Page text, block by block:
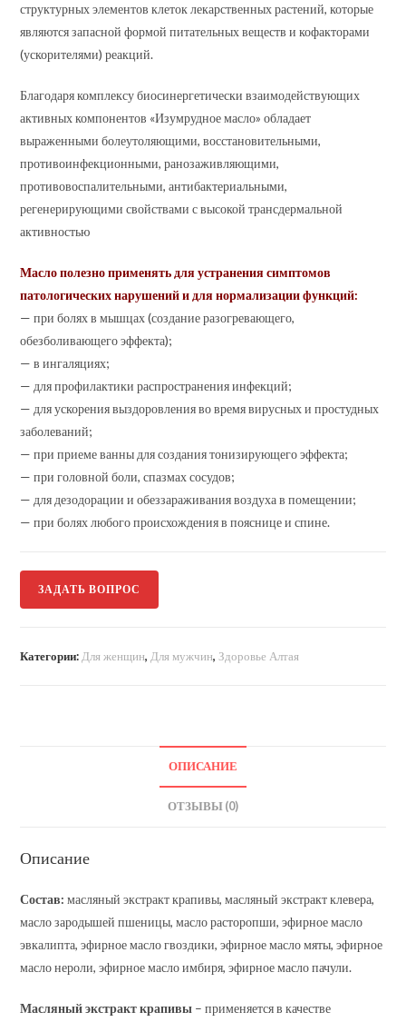
структурных элементов клеток лекарственных растений, которые
являются запасной формой питательных веществ и кофакторами
(ускорителями) реакций.
Благодаря комплексу биосинергетически взаимодействующих
активных компонентов «Изумрудное масло» обладает
выраженными болеутоляющими, восстановительными,
противоинфекционными, ранозаживляющими,
противовоспалительными, антибактериальными,
регенерирующими свойствами с высокой трансдермальной
активностью
Масло полезно применять для устранения симптомов
патологических нарушений и для нормализации функций:
— при болях в мышцах (создание разогревающего,
обезболивающего эффекта);
— в ингаляциях;
— для профилактики распространения инфекций;
— для ускорения выздоровления во время вирусных и простудных
заболеваний;
— при приеме ванны для создания тонизирующего эффекта;
— при головной боли, спазмах сосудов;
— для дезодорации и обеззараживания воздуха в помещении;
— при болях любого происхождения в пояснице и спине.
ЗАДАТЬ ВОПРОС
Категории: Для женщин, Для мужчин,Здоровье Алтая
ОПИСАНИЕ
ОТЗЫВЫ (0)
Описание
Состав: масляный экстракт крапивы, масляный экстракт клевера,
масло зародышей пшеницы, масло расторопши, эфирное масло
эвкалипта, эфирное масло гвоздики, эфирное масло мяты, эфирное
масло нероли, эфирное масло имбиря, эфирное масло пачули.
Масляный экстракт крапивы – применяется в качестве